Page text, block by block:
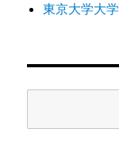
東京大学大